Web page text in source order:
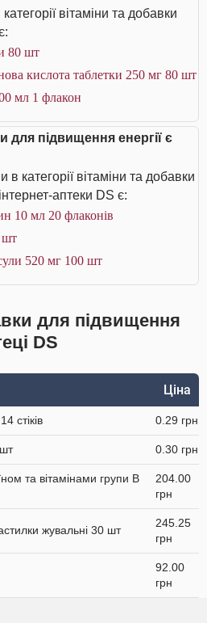
вітаміни та добавки
80 шт
кислота таблетки 250 мг 80 шт
мл 1 флакон
для підвищення енергії є
категорії вітаміни та добавки
аптеки DS є:
10 мл 20 флаконів
шт
520 мг 100 шт
для підвищення
DS
Ціна
стіків 0.29 грн
0.30 грн
та вітамінами групи В
204.00
грн
жувальні 30 шт
245.25
грн
92.00
грн